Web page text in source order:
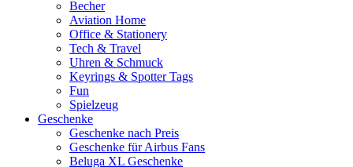
Becher
Aviation Home
Office & Stationery
Tech & Travel
Uhren & Schmuck
Keyrings & Spotter Tags
Fun
Spielzeug
Geschenke
Geschenke nach Preis
Geschenke für Airbus Fans
Beluga XL Geschenke